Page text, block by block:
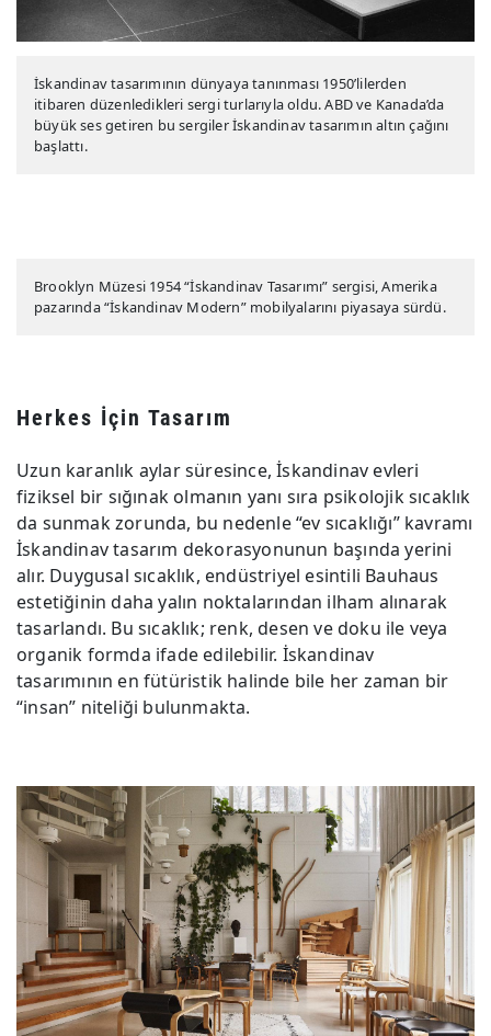
İskandinav tasarımının dünyaya tanınması 1950’lilerden
itibaren düzenledikleri sergi turlarıyla oldu. ABD ve Kanada’da
büyük ses getiren bu sergiler İskandinav tasarımın altın çağını
başlattı.
Brooklyn Müzesi 1954 “İskandinav Tasarımı” sergisi, Amerika
pazarında “İskandinav Modern” mobilyalarını piyasaya sürdü.
Herkes İçin Tasarım
Uzun karanlık aylar süresince, İskandinav evleri
fiziksel bir sığınak olmanın yanı sıra psikolojik sıcaklık
da sunmak zorunda, bu nedenle “ev sıcaklığı” kavramı
İskandinav tasarım dekorasyonunun başında yerini
alır. Duygusal sıcaklık, endüstriyel esintili Bauhaus
estetiğinin daha yalın noktalarından ilham alınarak
tasarlandı. Bu sıcaklık; renk, desen ve doku ile veya
organik formda ifade edilebilir. İskandinav
tasarımının en fütüristik halinde bile her zaman bir
“insan” niteliği bulunmakta.